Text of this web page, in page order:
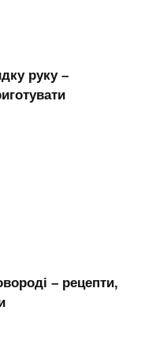
руку –
– рецепти,